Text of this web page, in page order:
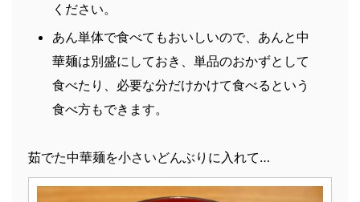
ください。
あん単体で食べてもおいしいので、あんと中
華麺は別盛にしておき、単品のおかずとして
食べたり、必要な分だけかけて食べるという
食べ方もできます。
茹でた中華麺を小さいどんぶりに入れて…